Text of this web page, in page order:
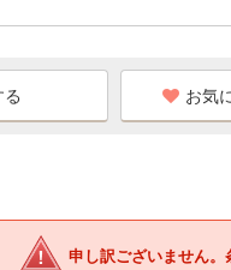
お気
申し訳ございません